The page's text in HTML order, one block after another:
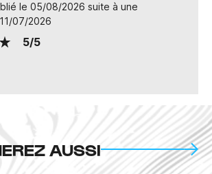
le 05/08/2026 suite à une
07/2026
5/5
AUSSI